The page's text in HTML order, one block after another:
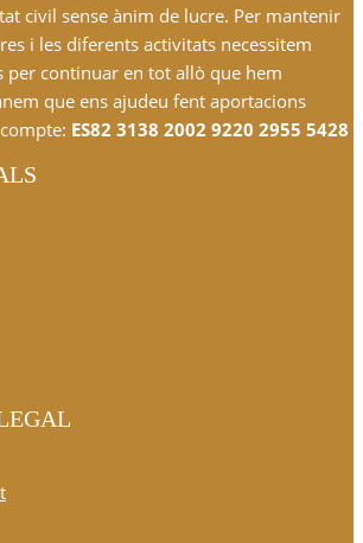
civil sense ànim de lucre. Per mantenir
i les diferents activitats necessitem
per continuar en tot allò que hem
que ens ajudeu fent aportacions
ES82 3138 2002 9220 2955 5428